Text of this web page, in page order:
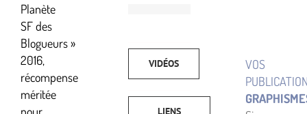
Planète
SF des
Blogueurs »
2016,
récompense
méritée
VIDÉOS
LIENS
VOS